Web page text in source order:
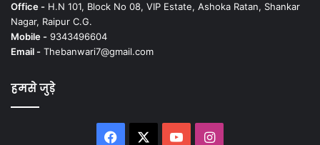
Office - H.N 101, Block No 08, VIP Estate, Ashoka Ratan, Shankar
Nagar, Raipur C.G.
Mobile - 9343496604
Email - Thebanwari7@gmail.com
हमसे जुड़े
Facebook YouTubeInstagram